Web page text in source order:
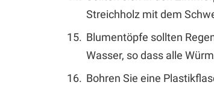
Streichholz mit dem
Blumentöpfe sollten
Wasser, so dass alle
Bohren Sie eine